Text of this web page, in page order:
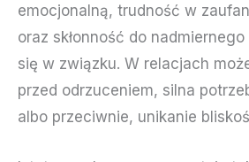
emocjonalną, trudność w
oraz skłonność do
się w związku. W relacjach
przed odrzuceniem, silna
albo przeciwnie, unikanie